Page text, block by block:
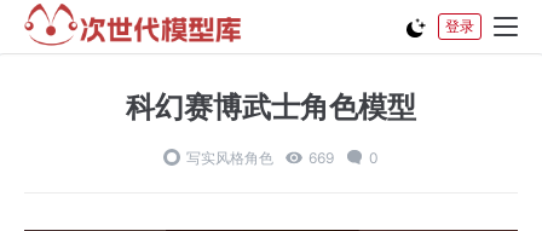
登录
科幻赛博武士角色模型
写实风格角色 669 0